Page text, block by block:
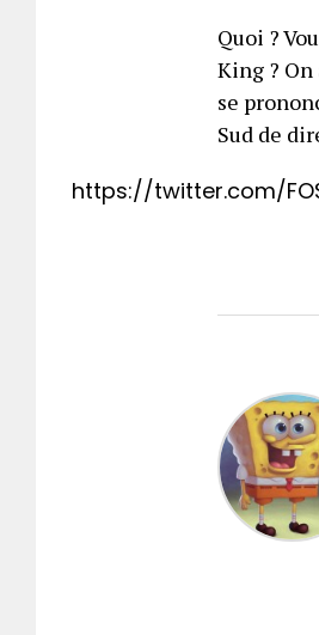
Quoi ?
King ?
se
Sud de
https://twitter.com/